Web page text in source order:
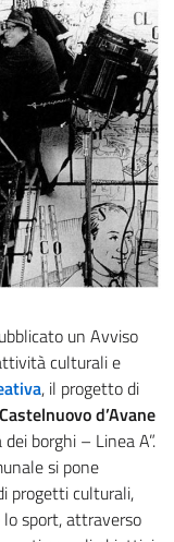
un Avviso
culturali e
, il progetto di
Castelnuovo d’Avane
borghi – Linea A”.
si pone
progetti culturali,
sport, attraverso